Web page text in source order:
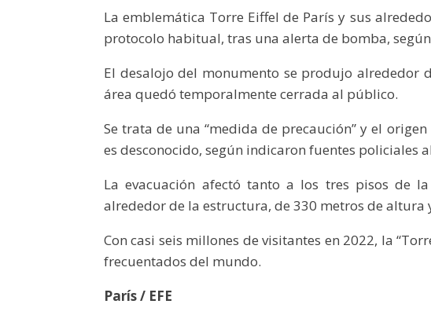
La emblemática Torre Eiffel de París y sus
protocolo habitual, tras una alerta de bomba,
El desalojo del monumento se produjo alrededor
área quedó temporalmente cerrada al público.
Se trata de una “medida de precaución” y el
es desconocido, según indicaron fuentes policiales
La evacuación afectó tanto a los tres pisos de
alrededor de la estructura, de 330 metros de altura
Con casi seis millones de visitantes en 2022, la
frecuentados del mundo.
París / EFE